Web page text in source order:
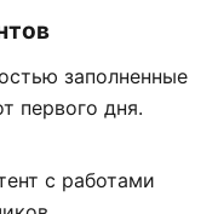
заполненные
первого дня.
с работами